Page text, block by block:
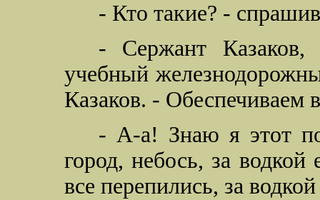
- Кто такие? -
- Сержант Казаков,
учебный
Казаков. - Обеспечиваем
- А-а! Знаю я этот
город, небось, за
все перепились, за